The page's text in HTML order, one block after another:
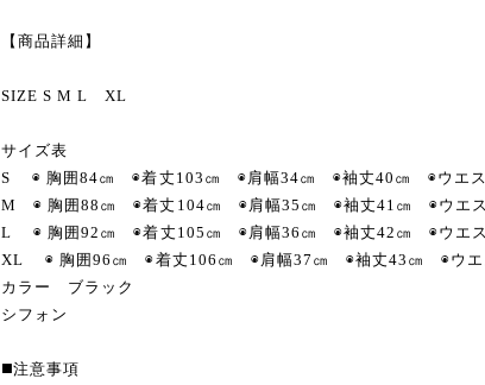
【商品詳細】
SIZE S M L XL
サイズ表
S ◉ 胸囲84㎝ ◉着丈103㎝ ◉肩幅34㎝ ◉袖丈40㎝ ◉ウエス
M ◉ 胸囲88㎝ ◉着丈104㎝ ◉肩幅35㎝ ◉袖丈41㎝ ◉ウエス
L ◉ 胸囲92㎝ ◉着丈105㎝ ◉肩幅36㎝ ◉袖丈42㎝ ◉ウエス
XL ◉ 胸囲96㎝ ◉着丈106㎝ ◉肩幅37㎝ ◉袖丈43㎝ ◉
カラー ブラック
シフォン
◼️注意事項